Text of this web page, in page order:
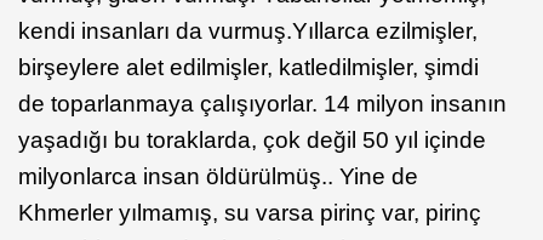
kendi insanları da vurmuş.Yıllarca ezilmişler,
birşeylere alet edilmişler, katledilmişler, şimdi
de toparlanmaya çalışıyorlar. 14 milyon insanın
yaşadığı bu toraklarda, çok değil 50 yıl içinde
milyonlarca insan öldürülmüş.. Yine de
Khmerler yılmamış, su varsa pirinç var, pirinç